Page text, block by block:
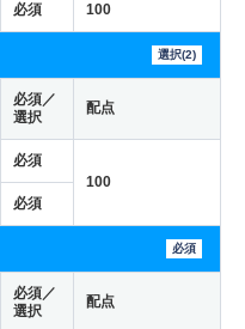
必須 100
選択(2)
必須／
選択
配点
必須
100
必須
必須
必須／
選択
配点